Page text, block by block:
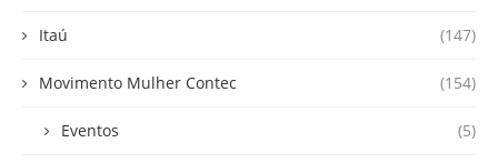
Itaú (147)
Movimento Mulher Contec (154)
Eventos (5)